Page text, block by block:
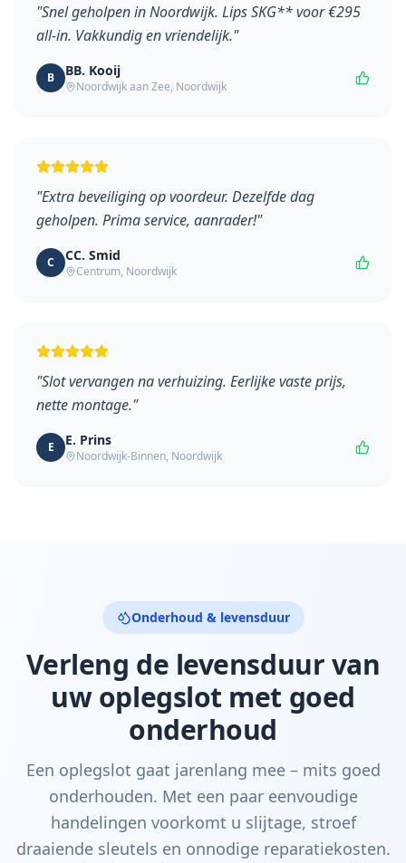
"Snel geholpen in Noordwijk. Lips SKG** voor €295
all-in. Vakkundig en vriendelijk."
B BB. Kooij
Noordwijk aan Zee, Noordwijk
"Extra beveiliging op voordeur. Dezelfde dag
geholpen. Prima service, aanrader!"
C CC. Smid
Centrum, Noordwijk
"Slot vervangen na verhuizing. Eerlijke vaste prijs,
nette montage."
E E. Prins
Noordwijk-Binnen, Noordwijk
Onderhoud & levensduur
Verleng de levensduur van
uw oplegslot met goed
onderhoud
Een oplegslot gaat jarenlang mee – mits goed
onderhouden. Met een paar eenvoudige
handelingen voorkomt u slijtage, stroef
draaiende sleutels en onnodige reparatiekosten.